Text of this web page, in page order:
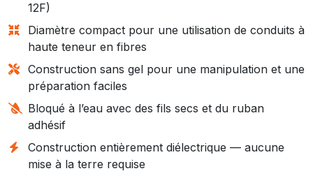
12F)
Diamètre compact pour une utilisation de conduits à
haute teneur en fibres
Construction sans gel pour une manipulation et une
préparation faciles
Bloqué à l’eau avec des fils secs et du ruban
adhésif
Construction entièrement diélectrique — aucune
mise à la terre requise